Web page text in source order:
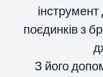
поєдинків з
З його